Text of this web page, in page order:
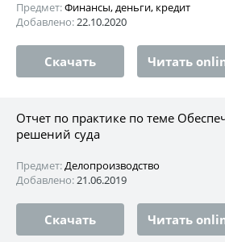
Предмет:Финансы, деньги, кредит
Добавлено:22.10.2020
Скачать Читать
Отчет по практике по теме
решений суда
Предмет:Делопроизводство
Добавлено:21.06.2019
Скачать Читать